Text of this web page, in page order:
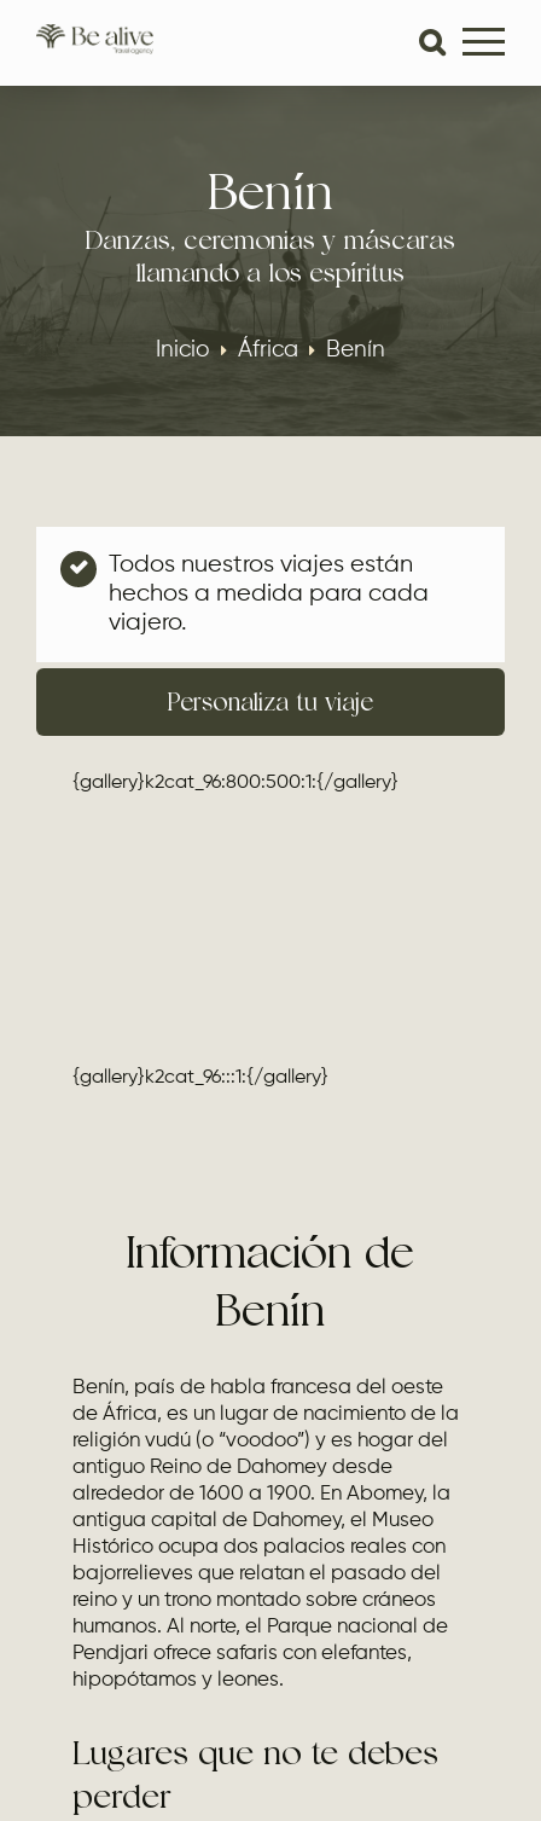
Benín
Danzas, ceremonias y máscaras
llamando a los espíritus
Inicio África Benín
{gallery}k2cat_96:800:500:1:{/gallery}
{gallery}k2cat_96:::1:{/gallery}
Información de
Benín
Benín, país de habla francesa del oeste
de África, es un lugar de nacimiento de la
religión vudú (o “voodoo”) y es hogar del
antiguo Reino de Dahomey desde
alrededor de 1600 a 1900. En Abomey, la
antigua capital de Dahomey, el Museo
Histórico ocupa dos palacios reales con
bajorrelieves que relatan el pasado del
reino y un trono montado sobre cráneos
humanos. Al norte, el Parque nacional de
Pendjari ofrece safaris con elefantes,
hipopótamos y leones.
Lugares que no te debes
perder
Todos nuestros viajes están
hechos a medida para cada
viajero.
Personaliza tu viaje